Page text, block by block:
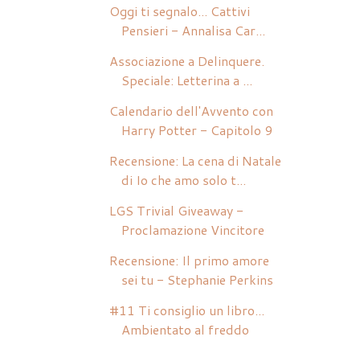
Oggi ti segnalo... Cattivi
Pensieri - Annalisa Car...
Associazione a Delinquere.
Speciale: Letterina a ...
Calendario dell'Avvento con
Harry Potter - Capitolo 9
Recensione: La cena di Natale
di Io che amo solo t...
LGS Trivial Giveaway -
Proclamazione Vincitore
Recensione: Il primo amore
sei tu - Stephanie Perkins
#11 Ti consiglio un libro...
Ambientato al freddo